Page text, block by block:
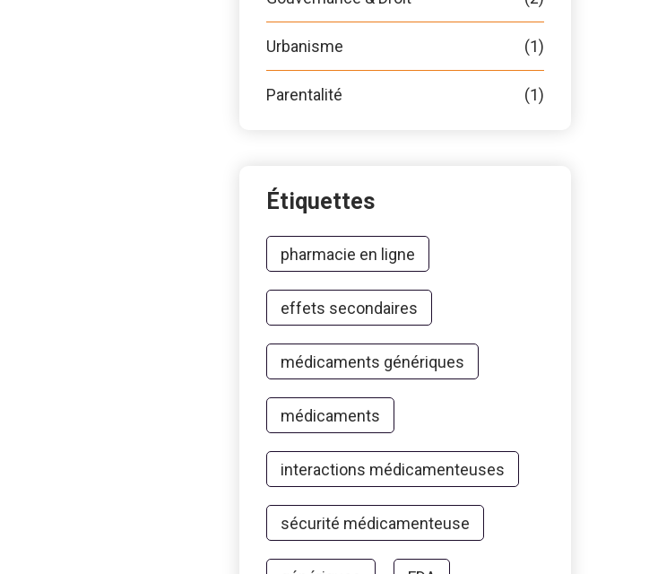
Urbanisme (1)
Parentalité (1)
Étiquettes
pharmacie en ligne
effets secondaires
médicaments génériques
médicaments
interactions médicamenteuses
sécurité médicamenteuse